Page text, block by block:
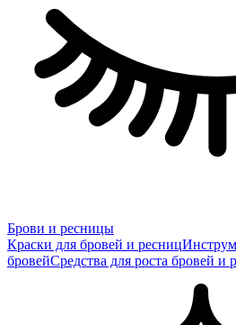
Брови и ресницы
Краски для бровей и ресниц
бровейСредства для роста бровей и